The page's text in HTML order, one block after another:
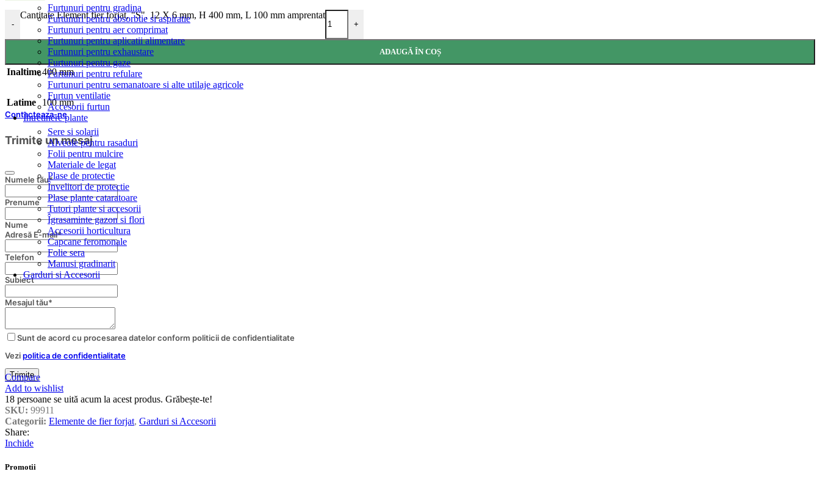
Furtunuri pentru gradina
Furtunuri pentru absorbtie si aspiratie
Furtunuri pentru aer comprimat
Furtunuri pentru aplicatii alimentare
Furtunuri pentru exhaustare
Furtunuri pentru gaze
Furtunuri pentru refulare
Furtunuri pentru semanatoare si alte utilaje agricole
Furtun ventilatie
Accesorii furtun
Întretinere plante
Sere si solarii
Alveole pentru rasaduri
Folii pentru mulcire
Materiale de legat
Plase de protectie
Învelitori de protectie
Plase plante cataratoare
Tutori plante si accesorii
Îgrasaminte gazon si flori
Accesorii horticultura
Capcane feromonale
Folie sera
Manusi gradinarit
Garduri si Accesorii
-
Cantitate Element fier forjat, "S", 12 X 6 mm, H 400 mm, L 100 mm amprentat
+
ADAUGĂ ÎN COȘ
Inaltime400 mm
Latime 100 mm
Contacteaza-ne
Trimite un mesaj
Numele tău*
Prenume
Nume
Business
Adresă E-mail*
Telefon
Subiect
Mesajul tău*
Sunt de acord cu procesarea datelor conform politicii de confidentialitate
Vezipolitica de confidentialitate
Trimite
Compare
Add to wishlist
18 persoane se uită acum la acest produs. Grăbește-te!
SKU: 99911
Categorii: Elemente de fier forjat, Garduri si Accesorii
Share:
Inchide
Promotii